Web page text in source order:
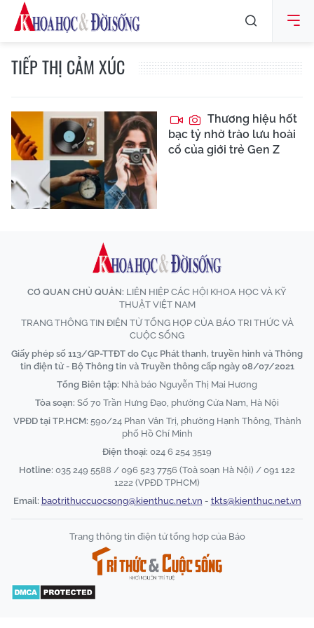
TIẾP THỊ CẢM XÚC
Thương hiệu hốt
bạc tỷ nhờ trào lưu hoài
cổ của giới trẻ Gen Z
CƠ QUAN CHỦ QUẢN: LIÊN HIỆP CÁC HỘI KHOA HỌC VÀ KỸ
THUẬT VIỆT NAM
TRANG THÔNG TIN ĐIỆN TỬ TỔNG HỢP CỦA BÁO TRI THỨC VÀ
CUỘC SỐNG
Giấy phép số 113/GP-TTĐT do Cục Phát thanh, truyền hình và Thông
tin điện tử - Bộ Thông tin và Truyền thông cấp ngày 08/07/2021
Tổng Biên tập: Nhà báo Nguyễn Thị Mai Hương
Tòa soạn: Số 70 Trần Hưng Đạo, phường Cửa Nam, Hà Nội
VPĐD tại TP.HCM: 590/24 Phan Văn Trị, phường Hạnh Thông, Thành
phố Hồ Chí Minh
Điện thoại: 024 6 254 3519
Hotline: 035 249 5588 / 096 523 7756 (Toà soạn Hà Nội) / 091 122
1222 (VPĐD TPHCM)
Email: baotrithuccuocsong@kienthuc.net.vn - tkts@kienthuc.net.vn
Trang thông tin điện tử tổng hợp của Báo